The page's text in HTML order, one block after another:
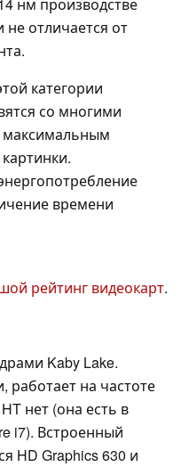
нм производстве
отличается от
категории
со многими
максимальным
времени
рейтинг видеокарт.
Kaby Lake.
работает на частоте
нет (она есть в
i7). Встроенный
HD Graphics 630 и